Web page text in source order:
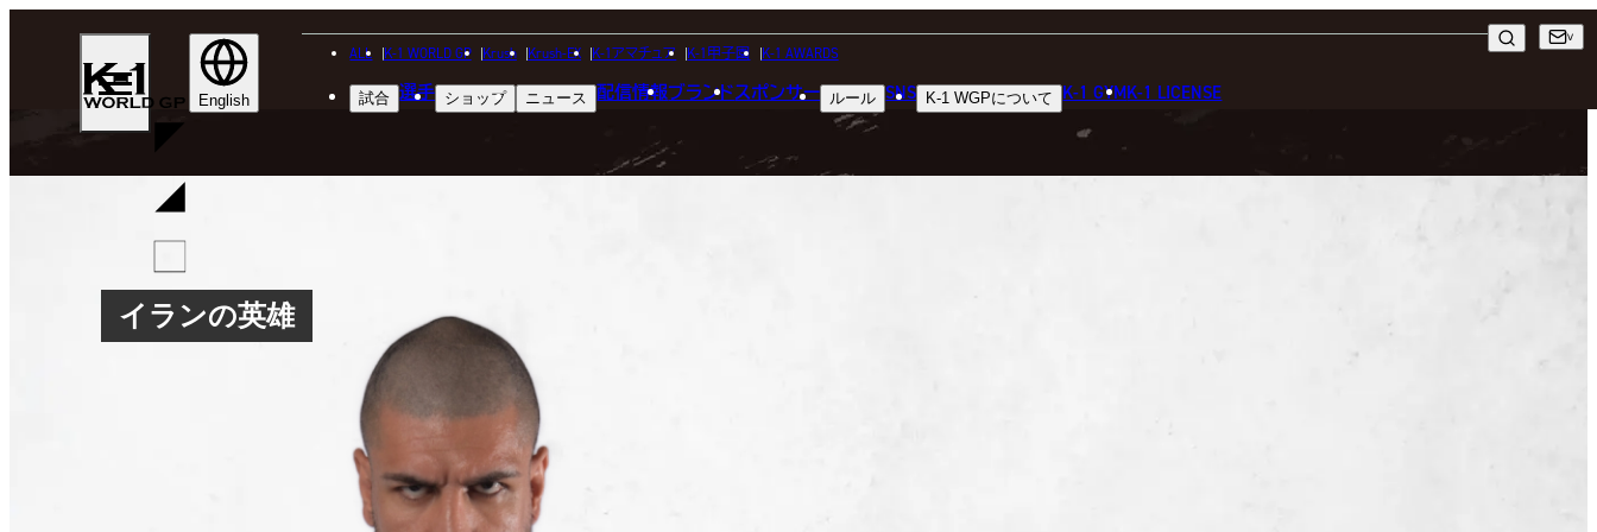
K-
1
WGP
English
ALL K-1 WORLD GP Krush Krush-EX K-1アマチュア K-1甲子園 K-1 AWARDS
試合 選手 ショップ ニュース 配信情報ブランドスポンサー ルール SNS K-1 WGPについて K-1 GYMK-1 LICENSE
FIGHTER
イランの英雄